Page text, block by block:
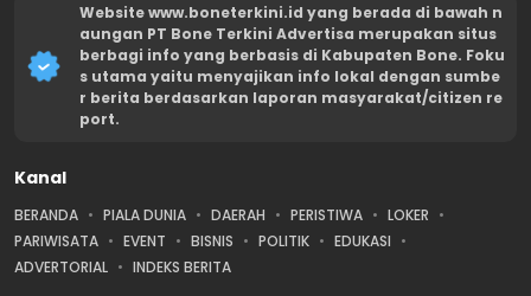
Website www.boneterkini.id yang berada di bawah n
aungan PT Bone Terkini Advertisa merupakan situs
berbagi info yang berbasis di Kabupaten Bone. Foku
s utama yaitu menyajikan info lokal dengan sumbe
r berita berdasarkan laporan masyarakat/citizen re
port.
Kanal
BERANDA PIALA DUNIA DAERAH PERISTIWA
LOKER
PARIWISATA
EVENT BISNIS POLITIK
EDUKASI
ADVERTORIAL
INDEKS BERITA